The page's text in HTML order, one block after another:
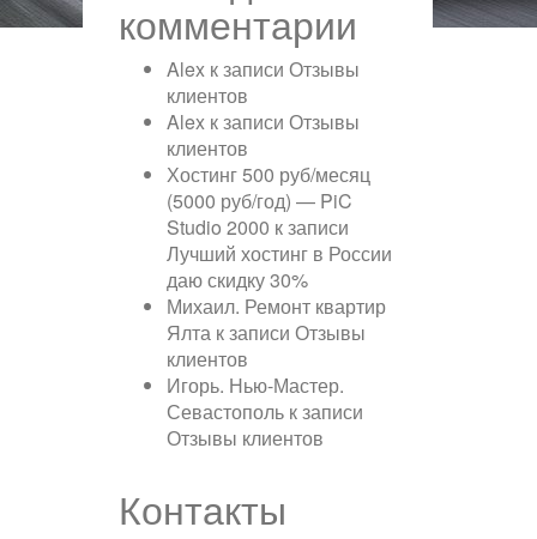
комментарии
Alexк записи Отзывы
клиентов
Alexк записи Отзывы
клиентов
Хостинг 500 руб/месяц
(5000 руб/год) — PiC
Studio 2000 к записи
Лучший хостинг в России
даю скидку 30%
Михаил. Ремонт квартир
Ялтак записи Отзывы
клиентов
Игорь. Нью-Мастер.
Севастопольк записи
Отзывы клиентов
Контакты